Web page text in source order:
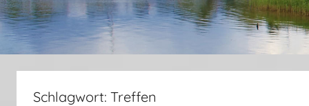
Schlagwort: Treffen